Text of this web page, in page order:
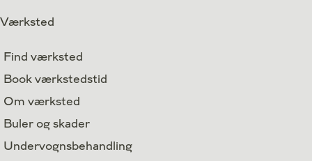
Værksted
Find værksted
Book værkstedstid
Om værksted
Buler og skader
Undervognsbehandling